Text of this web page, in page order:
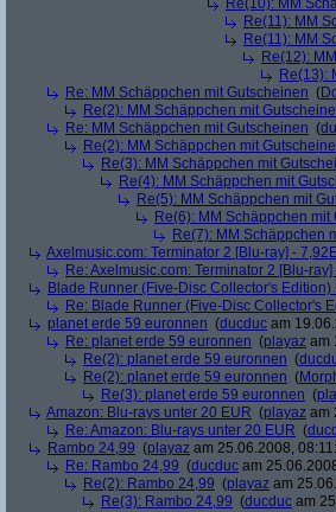
Re(10): MM
Re(11): MM
Re(11): MM
Re(12):
Re(13):
Re: MM Schäppchen mit Gutscheinen (
Re(2): MM Schäppchen mit
Re: MM Schäppchen mit Gutscheinen (
Re(2): MM Schäppchen mit
Re(3): MM Schäppchen mit
Re(4): MM Schäppchen mit
Re(5): MM Schäppchen mit
Re(6): MM Schäppchen mit
Re(7): MM Schäppchen
Axelmusic.com: Terminator 2 [Blu-ray] -
Re: Axelmusic.com: Terminator 2 [Blu-
Blade Runner (Five-Disc Collector's
Re: Blade Runner (Five-Disc Collector's
planet erde 59 euronnen (ducduc am
Re: planet erde 59 euronnen (playaz am
Re(2): planet erde 59 euronnen (
Re(2): planet erde 59 euronnen (
Re(3): planet erde 59 euronnen (
Amazon: Blu-rays unter 20 EUR (playaz am
Re: Amazon: Blu-rays unter 20 EUR (
Rambo 24,99 (playaz am 25.06.2008,
Re: Rambo 24,99 (ducduc am
Re(2): Rambo 24,99 (playaz am
Re(3): Rambo 24,99 (ducduc am